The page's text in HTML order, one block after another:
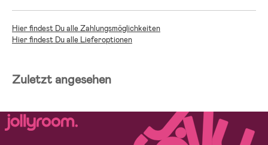
Hier findest Du alle Zahlungsmöglichkeiten
Hier findest Du alle Lieferoptionen
Zuletzt angesehen